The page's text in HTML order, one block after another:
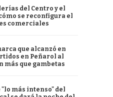
del Centro y el
se reconfigura el
comerciales
que alcanzó en
en Peñarol al
más que gambetas
más intenso" del